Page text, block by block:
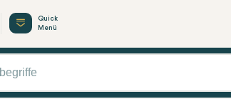
Quick
Menü